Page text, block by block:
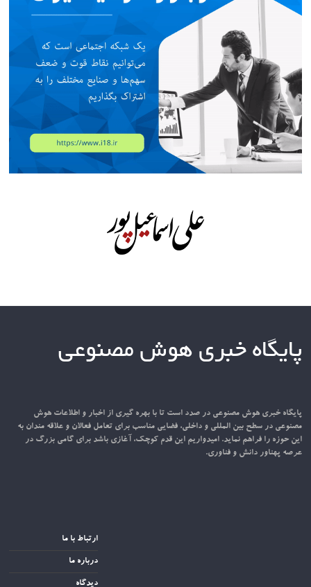
پایگاه خبری هوش مصنوعی
پایگاه خبری هوش مصنوعی در صدد است تا با بهره گیری از اخبار و اطلاعات هوش
مصنوعی در سطح بین المللی و داخلی، فضایی مناسب برای تعامل فعالان و علاقه مندان به
این حوزه را فراهم نماید. امیدواریم این قدم کوچک، آغازی باشد برای گامی بزرگ در
عرصه پهناور دانش و فناوری.
ارتباط با ما
درباره ما
دیدگاه